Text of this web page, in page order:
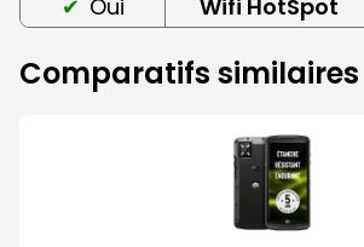
Oui
Wifi HotSpot
Comparatifs similaires